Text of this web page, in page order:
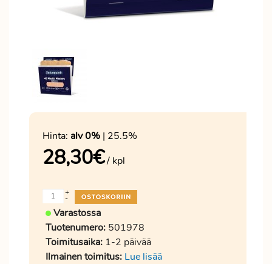
Hinta: alv 0% | 25.5%
28,30€/ kpl
-
+
Varastossa
Tuotenumero: 501978
Toimitusaika: 1-2 päivää
Ilmainen toimitus: Lue lisää